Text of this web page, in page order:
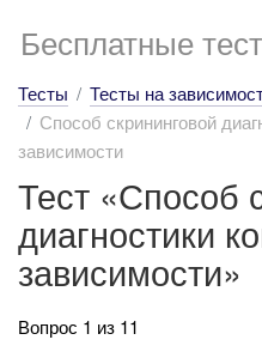
Бесплатные
Тесты
Тесты на
Способ скрининговой
зависимости
Тест «Способ
диагностики
зависимости»
Вопрос 1 из 11